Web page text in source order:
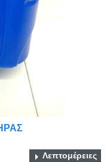
Λεπτομέρειες